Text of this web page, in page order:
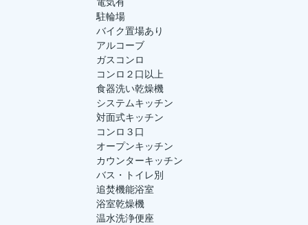
駐輪場
バイク置場あり
アルコーブ
ガスコンロ
コンロ２口以上
食器洗い乾燥機
システムキッチン
対面式キッチン
コンロ３口
オープンキッチン
カウンターキッチン
バス・トイレ別
追焚機能浴室
浴室乾燥機
温水洗浄便座